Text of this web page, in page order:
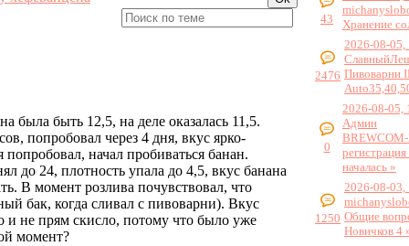
была быть 12,5, на деле оказалась 11,5.
попробовал через 4 дня, вкус ярко-
начал пробиваться банан.
до 24, плотность упала до 4,5, вкус банана
В момент розлива почувствовал, что
бак, когда сливал с пивоварни). Вкус
и не прям скисло, потому что было уже
момент?
43
Хранение
2476
2026-08-05,
Пивоварни
0
2026-08-05,
Админ
началась »
1250
2026-08-03,
Общие
Новичков 4